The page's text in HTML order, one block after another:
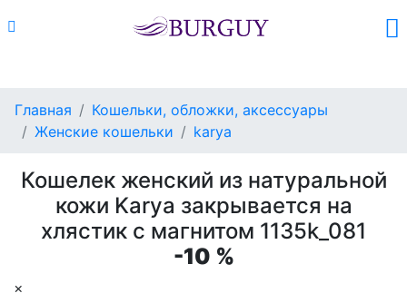
Главная
Кошельки, обложки, аксессуары
Женские кошельки
karya
Кошелек женский из натуральной
кожи Karya закрывается на
хлястик с магнитом 1135k_081
-10 %
×